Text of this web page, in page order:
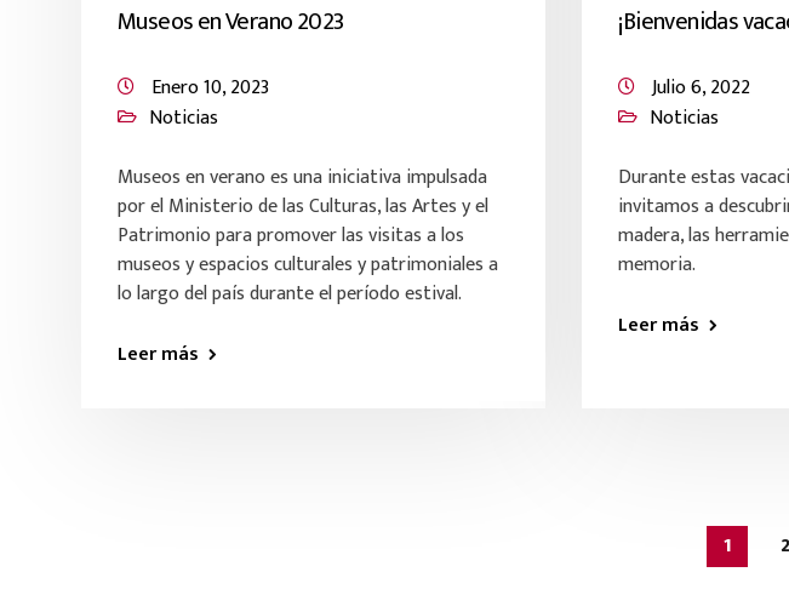
Museos en Verano 2023
Enero 10, 2023
Noticias
Museos en verano es una iniciativa impulsada
por el Ministerio de las Culturas, las Artes y el
Patrimonio para promover las visitas a los
museos y espacios culturales y patrimoniales a
lo largo del país durante el período estival.
Leer más
¡Bienvenidas
Julio 6, 2022
Noticias
Durante estas
invitamos a
madera, las
memoria.
Leer más
1 2